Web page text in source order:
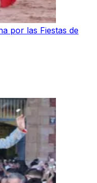
por las Fiestas de